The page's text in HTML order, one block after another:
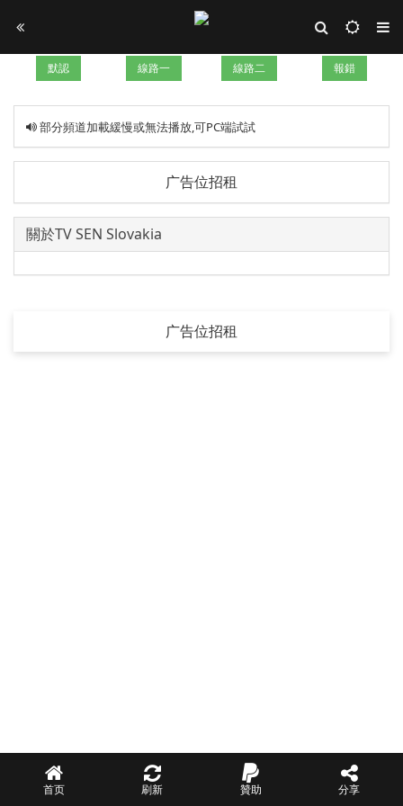
默認 線路一 線路二 報錯
部分頻道加載緩慢或無法播放,可PC端試試
广告位招租
關於TV SEN Slovakia
广告位招租
首页 刷新 贊助 分享